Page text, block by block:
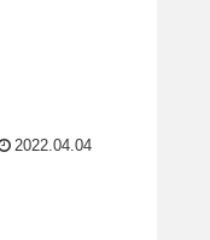
2022.04.04